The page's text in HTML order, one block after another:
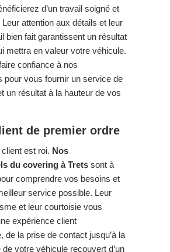
d’un travail soigné et
attention aux détails et leur
bien fait garantissent un résultat
mettra en valeur votre véhicule.
confiance à nos
pour vous fournir un service de
un résultat à la hauteur de vos
de premier ordre
est roi. Nos
du covering à Trets sont à
comprendre vos besoins et
service possible. Leur
et leur courtoisie vous
expérience client
de la prise de contact jusqu’à la
de votre véhicule recouvert d’un